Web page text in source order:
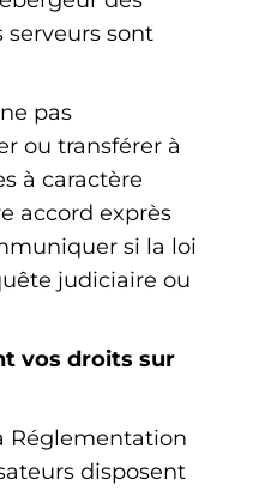
serveurs sont
pas
ou transférer à
à caractère
accord exprès
si la loi
judiciaire ou
vos droits sur
Réglementation
disposent